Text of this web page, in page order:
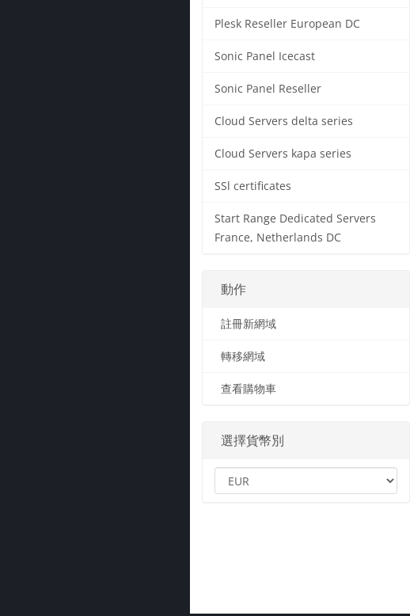
Plesk Reseller European DC
Sonic Panel Icecast
Sonic Panel Reseller
Cloud Servers delta series
Cloud Servers kapa series
SSl certificates
Start Range Dedicated Servers
France, Netherlands DC
動作
註冊新網域
轉移網域
查看購物車
選擇貨幣別